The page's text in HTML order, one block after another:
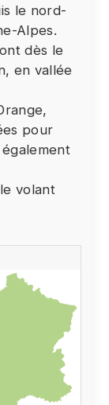
le nord-
Alpes.
dès le
en vallée
pour
volant